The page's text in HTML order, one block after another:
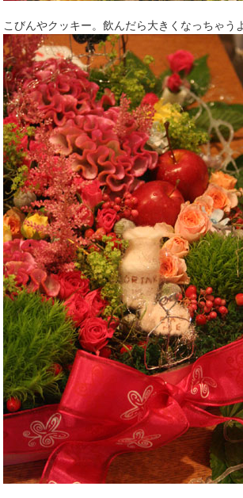
こびんやクッキー。飲んだら大きくなっちゃう